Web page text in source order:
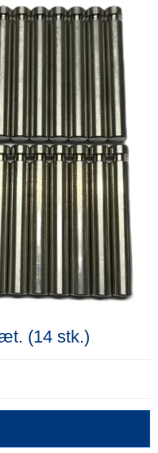
(14 stk.)